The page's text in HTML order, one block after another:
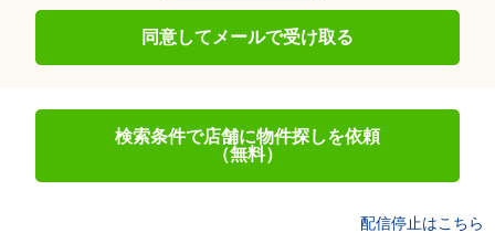
同意してメールで受け取る
検索条件で店舗に物件探しを依頼
（無料）
配信停止はこちら